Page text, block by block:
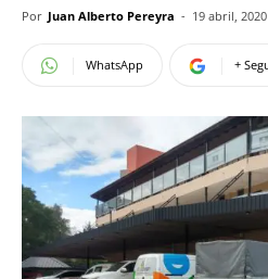
Por Juan Alberto Pereyra - 19 abril, 2020
WhatsApp +